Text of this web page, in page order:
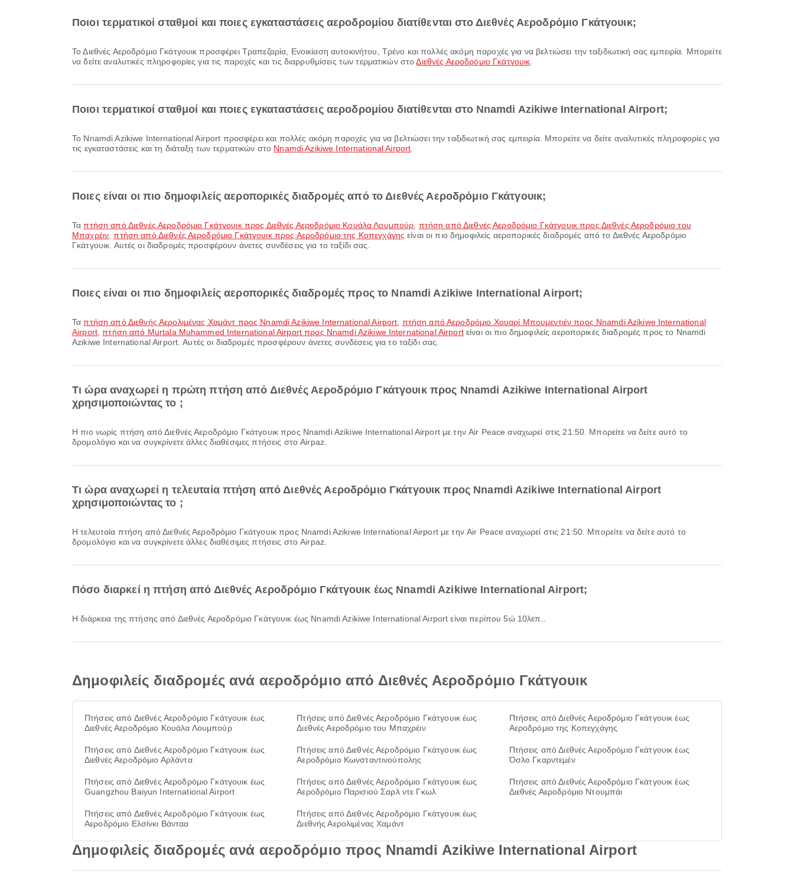
Ποιοι τερματικοί σταθμοί και ποιες εγκαταστάσεις αεροδρομίου διατίθενται στο Διεθνές Αεροδρόμιο Γκάτγουικ;
Το Διεθνές Αεροδρόμιο Γκάτγουικ προσφέρει Τραπεζαρία, Ενοικίαση αυτοκινήτου, Τρένο και πολλές ακόμη παροχές για να βελτιώσει την ταξιδιωτική σας εμπειρία. Μπορείτε
να δείτε αναλυτικές πληροφορίες για τις παροχές και τις διαρρυθμίσεις των τερματικών στοΔιεθνές Αεροδρόμιο Γκάτγουικ
Ποιοι τερματικοί σταθμοί και ποιες εγκαταστάσεις αεροδρομίου διατίθενται στο Nnamdi Azikiwe International Airport;
Το Nnamdi Azikiwe International Airport προσφέρει και πολλές ακόμη παροχές για να βελτιώσει την ταξιδιωτική σας εμπειρία. Μπορείτε να δείτε αναλυτικές πληροφορίες για
τις εγκαταστάσεις και τη διάταξη των τερματικών στο Nnamdi Azikiwe International Airport
Ποιες είναι οι πιο δημοφιλείς αεροπορικές διαδρομές από το Διεθνές Αεροδρόμιο Γκάτγουικ;
Ταπτήση από Διεθνές Αεροδρόμιο Γκάτγουικ προς Διεθνές Αεροδρόμιο Κουάλα Λουμπούρ πτήση από Διεθνές Αεροδρόμιο Γκάτγουικ προς Διεθνές Αεροδρόμιο του
Μπαχρέιν ,πτήση από Διεθνές Αεροδρόμιο Γκάτγουικ προς Αεροδρόμιο της Κοπεγχάγης είναι οι πιο δημοφιλείς αεροπορικές διαδρομές από το Διεθνές Αεροδρόμιο
Γκάτγουικ. Αυτές οι διαδρομές προσφέρουν άνετες συνδέσεις για το ταξίδι σας.
Ποιες είναι οι πιο δημοφιλείς αεροπορικές διαδρομές προς το Nnamdi Azikiwe International Airport;
Ταπτήση από Διεθνής Αερολιμένας Χαμάντ προς Nnamdi Azikiwe International Airport πτήση από Αεροδρόμιο Χουαρί Μπουμεντιέν προς Nnamdi Azikiwe International
Airport,πτήση από Murtala Muhammed International Airport προς Nnamdi Azikiwe International Airportείναι οι πιο δημοφιλείς αεροπορικές διαδρομές προς το Nnamdi
Azikiwe International Airport. Αυτές οι διαδρομές προσφέρουν άνετες συνδέσεις για το ταξίδι σας.
Τι ώρα αναχωρεί η πρώτη πτήση από Διεθνές Αεροδρόμιο Γκάτγουικ προς Nnamdi Azikiwe International Airport
χρησιμοποιώντας το ;
Η πιο νωρίς πτήση από Διεθνές Αεροδρόμιο Γκάτγουικ προς Nnamdi Azikiwe International Airport με την Air Peace αναχωρεί στις 21:50. Μπορείτε να δείτε αυτό το
δρομολόγιο και να συγκρίνετε άλλες διαθέσιμες πτήσεις στο Airpaz.
Τι ώρα αναχωρεί η τελευταία πτήση από Διεθνές Αεροδρόμιο Γκάτγουικ προς Nnamdi Azikiwe International Airport
χρησιμοποιώντας το ;
Η τελευταία πτήση από Διεθνές Αεροδρόμιο Γκάτγουικ προς Nnamdi Azikiwe International Airport με την Air Peace αναχωρεί στις 21:50. Μπορείτε να δείτε αυτό το
δρομολόγιο και να συγκρίνετε άλλες διαθέσιμες πτήσεις στο Airpaz.
Πόσο διαρκεί η πτήση από Διεθνές Αεροδρόμιο Γκάτγουικ έως Nnamdi Azikiwe International Airport;
Η διάρκεια της πτήσης από Διεθνές Αεροδρόμιο Γκάτγουικ έως Nnamdi Azikiwe International Airport είναι περίπου 5ώ 10λεπ..
Δημοφιλείς διαδρομές ανά αεροδρόμιο από Διεθνές Αεροδρόμιο Γκάτγουικ
Πτήσεις από Διεθνές Αεροδρόμιο Γκάτγουικ έως
Διεθνές Αεροδρόμιο Κουάλα Λουμπούρ
Πτήσεις από Διεθνές Αεροδρόμιο Γκάτγουικ έως
Διεθνές Αεροδρόμιο του Μπαχρέιν
Πτήσεις από Διεθνές Αεροδρόμιο Γκάτγουικ έως
Αεροδρόμιο της Κοπεγχάγης
Πτήσεις από Διεθνές Αεροδρόμιο Γκάτγουικ έως
Διεθνές Αεροδρόμιο Αρλάντα
Πτήσεις από Διεθνές Αεροδρόμιο Γκάτγουικ έως
Αεροδρόμιο Κωνσταντινούπολης
Πτήσεις από Διεθνές Αεροδρόμιο Γκάτγουικ έως
Όσλο Γκαρντεμέν
Πτήσεις από Διεθνές Αεροδρόμιο Γκάτγουικ έως
Guangzhou Baiyun International Airport
Πτήσεις από Διεθνές Αεροδρόμιο Γκάτγουικ έως
Αεροδρόμιο Παρισιού Σαρλ ντε Γκωλ
Πτήσεις από Διεθνές Αεροδρόμιο Γκάτγουικ έως
Διεθνές Αεροδρόμιο Ντουμπάι
Πτήσεις από Διεθνές Αεροδρόμιο Γκάτγουικ έως
Αεροδρόμιο Ελσίνκι Βάνταα
Πτήσεις από Διεθνές Αεροδρόμιο Γκάτγουικ έως
Διεθνής Αερολιμένας Χαμάντ
Δημοφιλείς διαδρομές ανά αεροδρόμιο προς Nnamdi Azikiwe International Airport